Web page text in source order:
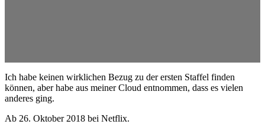
Ich habe keinen wirklichen Bezug zu der ersten Staffel finden
können, aber habe aus meiner Cloud entnommen, dass es vielen
anderes ging.
Ab 26. Oktober 2018 bei Netflix.